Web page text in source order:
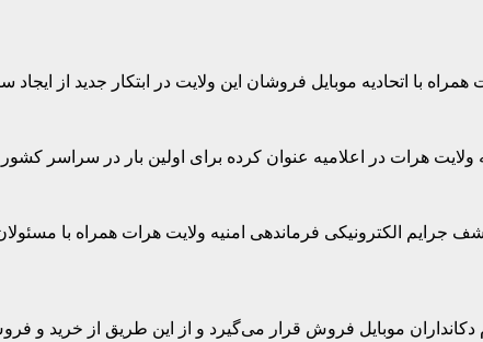
با اتحادیه موبایل فروشان این ولایت در ابتکار جدید از
ولایت هرات در اعلامیه عنوان کرده برای اولین بار در
جرایم الکترونیکی فرماندهی امنیه ولایت هرات همراه با
موبایل فروش قرار می‌گیرد و از این طریق از خرید و